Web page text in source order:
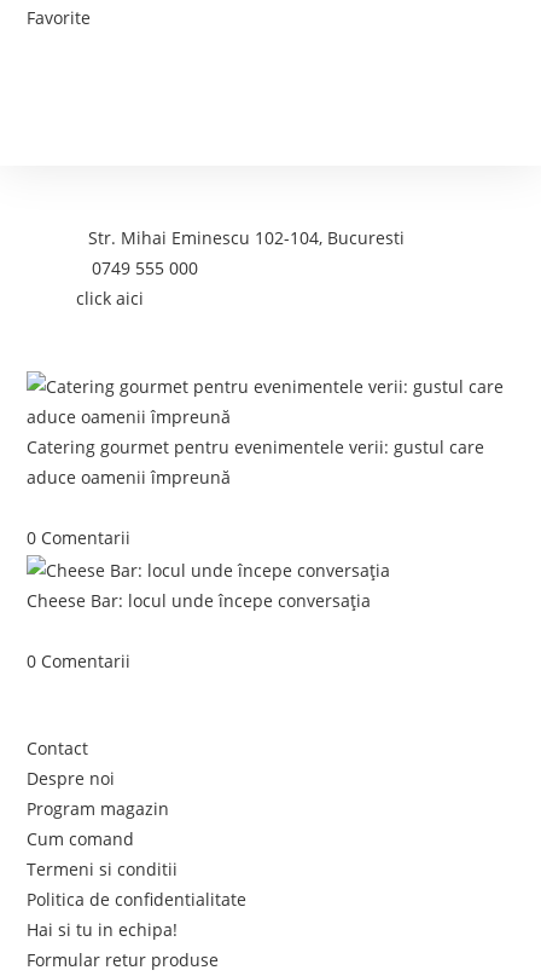
Favorite
Adresa:Str. Mihai Eminescu 102-104, Bucuresti
Telefon:0749 555 000
Email:click aici
Catering gourmet pentru evenimentele verii: gustul care
aduce oamenii împreună
0 Comentarii
Cheese Bar: locul unde începe conversația
0 Comentarii
Contact
Despre noi
Program magazin
Cum comand
Termeni si conditii
Politica de confidentialitate
Hai si tu in echipa!
Formular retur produse